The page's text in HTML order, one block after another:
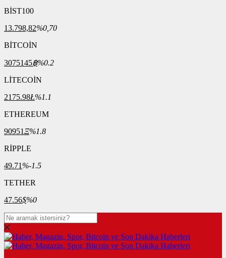
BİST100
13.798,82%0,70
BİTCOİN
3075145฿%0.2
LİTECOİN
2175.98Ł%1.1
ETHEREUM
90951Ξ%1.8
RİPPLE
49.71 %-1.5
TETHER
47.56$%0